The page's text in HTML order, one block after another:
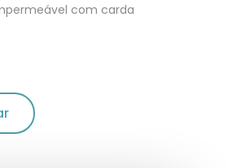
com carda